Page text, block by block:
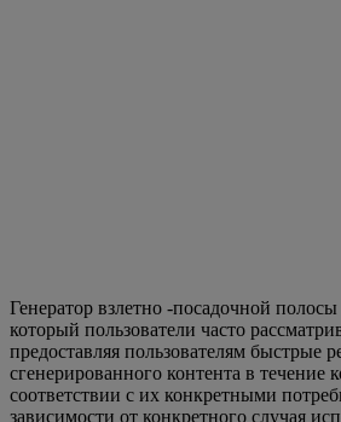
Генератор взлетно -посадочной
который пользователи часто
предоставляя пользователям быстрые
сгенерированного контента в течение
соответствии с их конкретными
зависимости от конкретного случая